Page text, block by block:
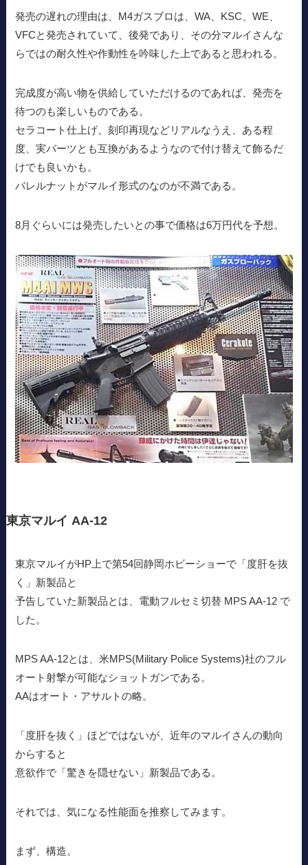
発売の遅れの理由は、M4ガスブロは、WA、KSC、WE、
VFCと発売されていて、後発であり、その分マルイさんな
らではの耐久性や作動性を吟味した上であると思われる。
完成度が高い物を供給していただけるのであれば、発売を
待つのも楽しいものである。
セラコート仕上げ、刻印再現などリアルなうえ、ある程
度、実パーツとも互換があるようなので付け替えて飾るだ
けでも良いかも。
バレルナットがマルイ形式のなのが不満である。
8月ぐらいには発売したいとの事で価格は6万円代を予想。
東京マルイ AA-12
東京マルイがHP上で第54回静岡ホビーショーで「度肝を抜
く」新製品と
予告していた新製品とは、電動フルセミ切替 MPS AA-12 で
した。
MPS AA-12とは、米MPS(Military Police Systems)社のフル
オート射撃が可能なショットガンである。
AAはオート・アサルトの略。
「度肝を抜く」ほどではないが、近年のマルイさんの動向
からすると
意欲作で「驚きを隠せない」新製品である。
それでは、気になる性能面を推察してみます。
まず、構造。